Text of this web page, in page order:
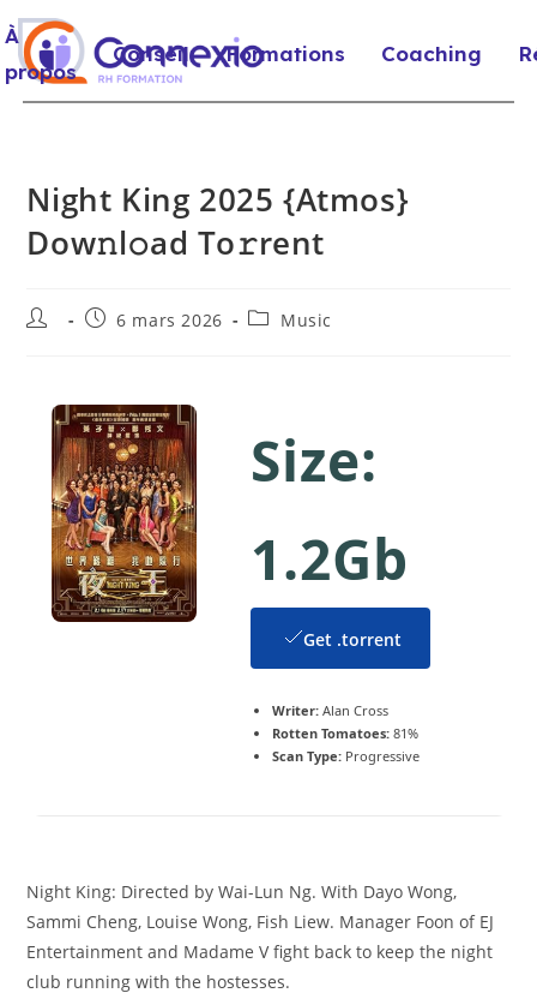
À
propos
Conseil Formations Coaching
Night King 2025 {Atmos}
Dow𝚗l𝚘ad To𝚛rent
6 mars 2026 Music
Size:
1.2Gb
Get .torrent
Writer:Alan Cross
Rotten Tomatoes:81%
Scan Type:Progressive
Night King: Directed by Wai-Lun Ng. With Dayo Wong,
Sammi Cheng, Louise Wong, Fish Liew. Manager Foon of EJ
Entertainment and Madame V fight back to keep the night
club running with the hostesses.